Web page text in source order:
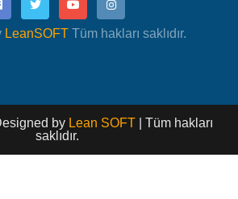
LeanSOFTTüm hakları saklıdır.
by Lean SOFT
| Tüm hakları
saklıdır.